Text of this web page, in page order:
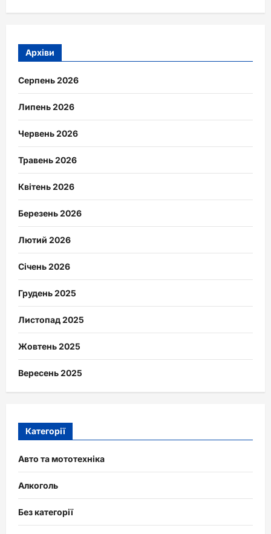
Архіви
Серпень 2026
Липень 2026
Червень 2026
Травень 2026
Квітень 2026
Березень 2026
Лютий 2026
Січень 2026
Грудень 2025
Листопад 2025
Жовтень 2025
Вересень 2025
Категорії
Авто та мототехніка
Алкоголь
Без категорії